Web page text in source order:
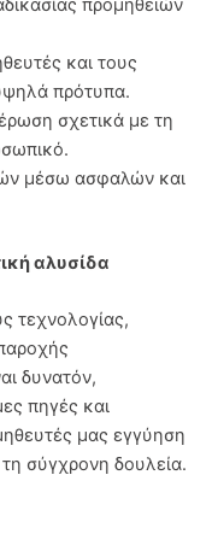
προμηθειών
και τους
πρότυπα.
σχετικά με τη
μέσω ασφαλών και
αλυσίδα
τεχνολογίας,
δυνατόν,
πηγές και
μας εγγύηση
σύγχρονη δουλεία.